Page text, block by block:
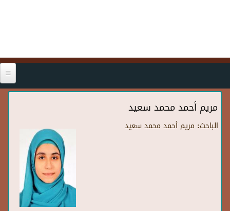
مريم أحمد محمد سعيد
الباحث: مريم أحمد محمد سعيد